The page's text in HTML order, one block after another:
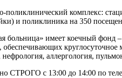
комплекс:
и поликлиника на 350
больница» имеет коечный фонд
круглосуточное
нефрология, аллергология,
СТРОГО с 13:00 до 14:00 по